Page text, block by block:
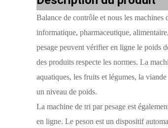
Balance de contrôle et nous les machines
informatique, pharmaceutique,
pesage peuvent vérifier en ligne le poids
des produits respecte les normes. La
aquatiques, les fruits et légumes, la
un niveau de poids.
La machine de tri par pesage est
en ligne. Le peson est un dispositif